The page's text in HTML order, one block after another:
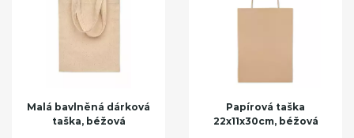
Malá bavlněná dárková
taška, béžová
Papírová taška
22x11x30cm, béžová